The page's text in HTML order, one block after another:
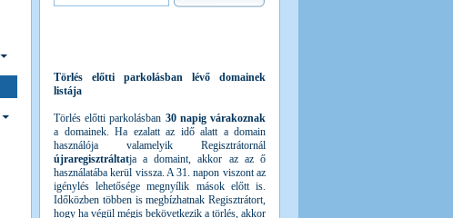
Törlés előtti parkolásban lévő domainek
listája
Törlés előtti parkolásban 30 napig várakoznak
a domainek. Ha ezalatt az idő alatt a domain
használója valamelyik Regisztrátornál
újraregisztráltatja a domaint, akkor az az ő
használatába kerül vissza. A 31. napon viszont az
igénylés lehetősége megnyílik mások előtt is.
Időközben többen is megbízhatnak Regisztrátort,
hogy ha végül mégis bekövetkezik a törlés, akkor